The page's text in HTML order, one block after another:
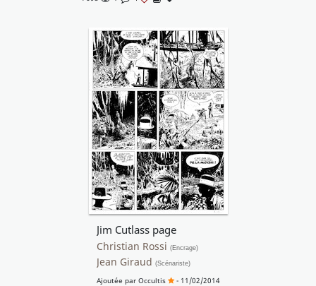
Jim Cutlass page
Christian Rossi (Encrage)
Jean Giraud (Scénariste)
Ajoutée par Occultis
- 11/02/2014